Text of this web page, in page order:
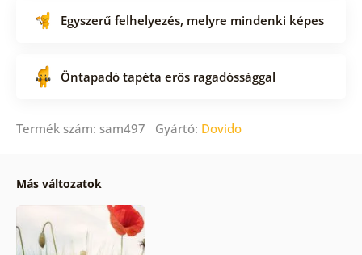
Egyszerű felhelyezés, melyre mindenki képes
Öntapadó tapéta erős ragadóssággal
Termék szám: sam497 Gyártó: Dovido
Más változatok